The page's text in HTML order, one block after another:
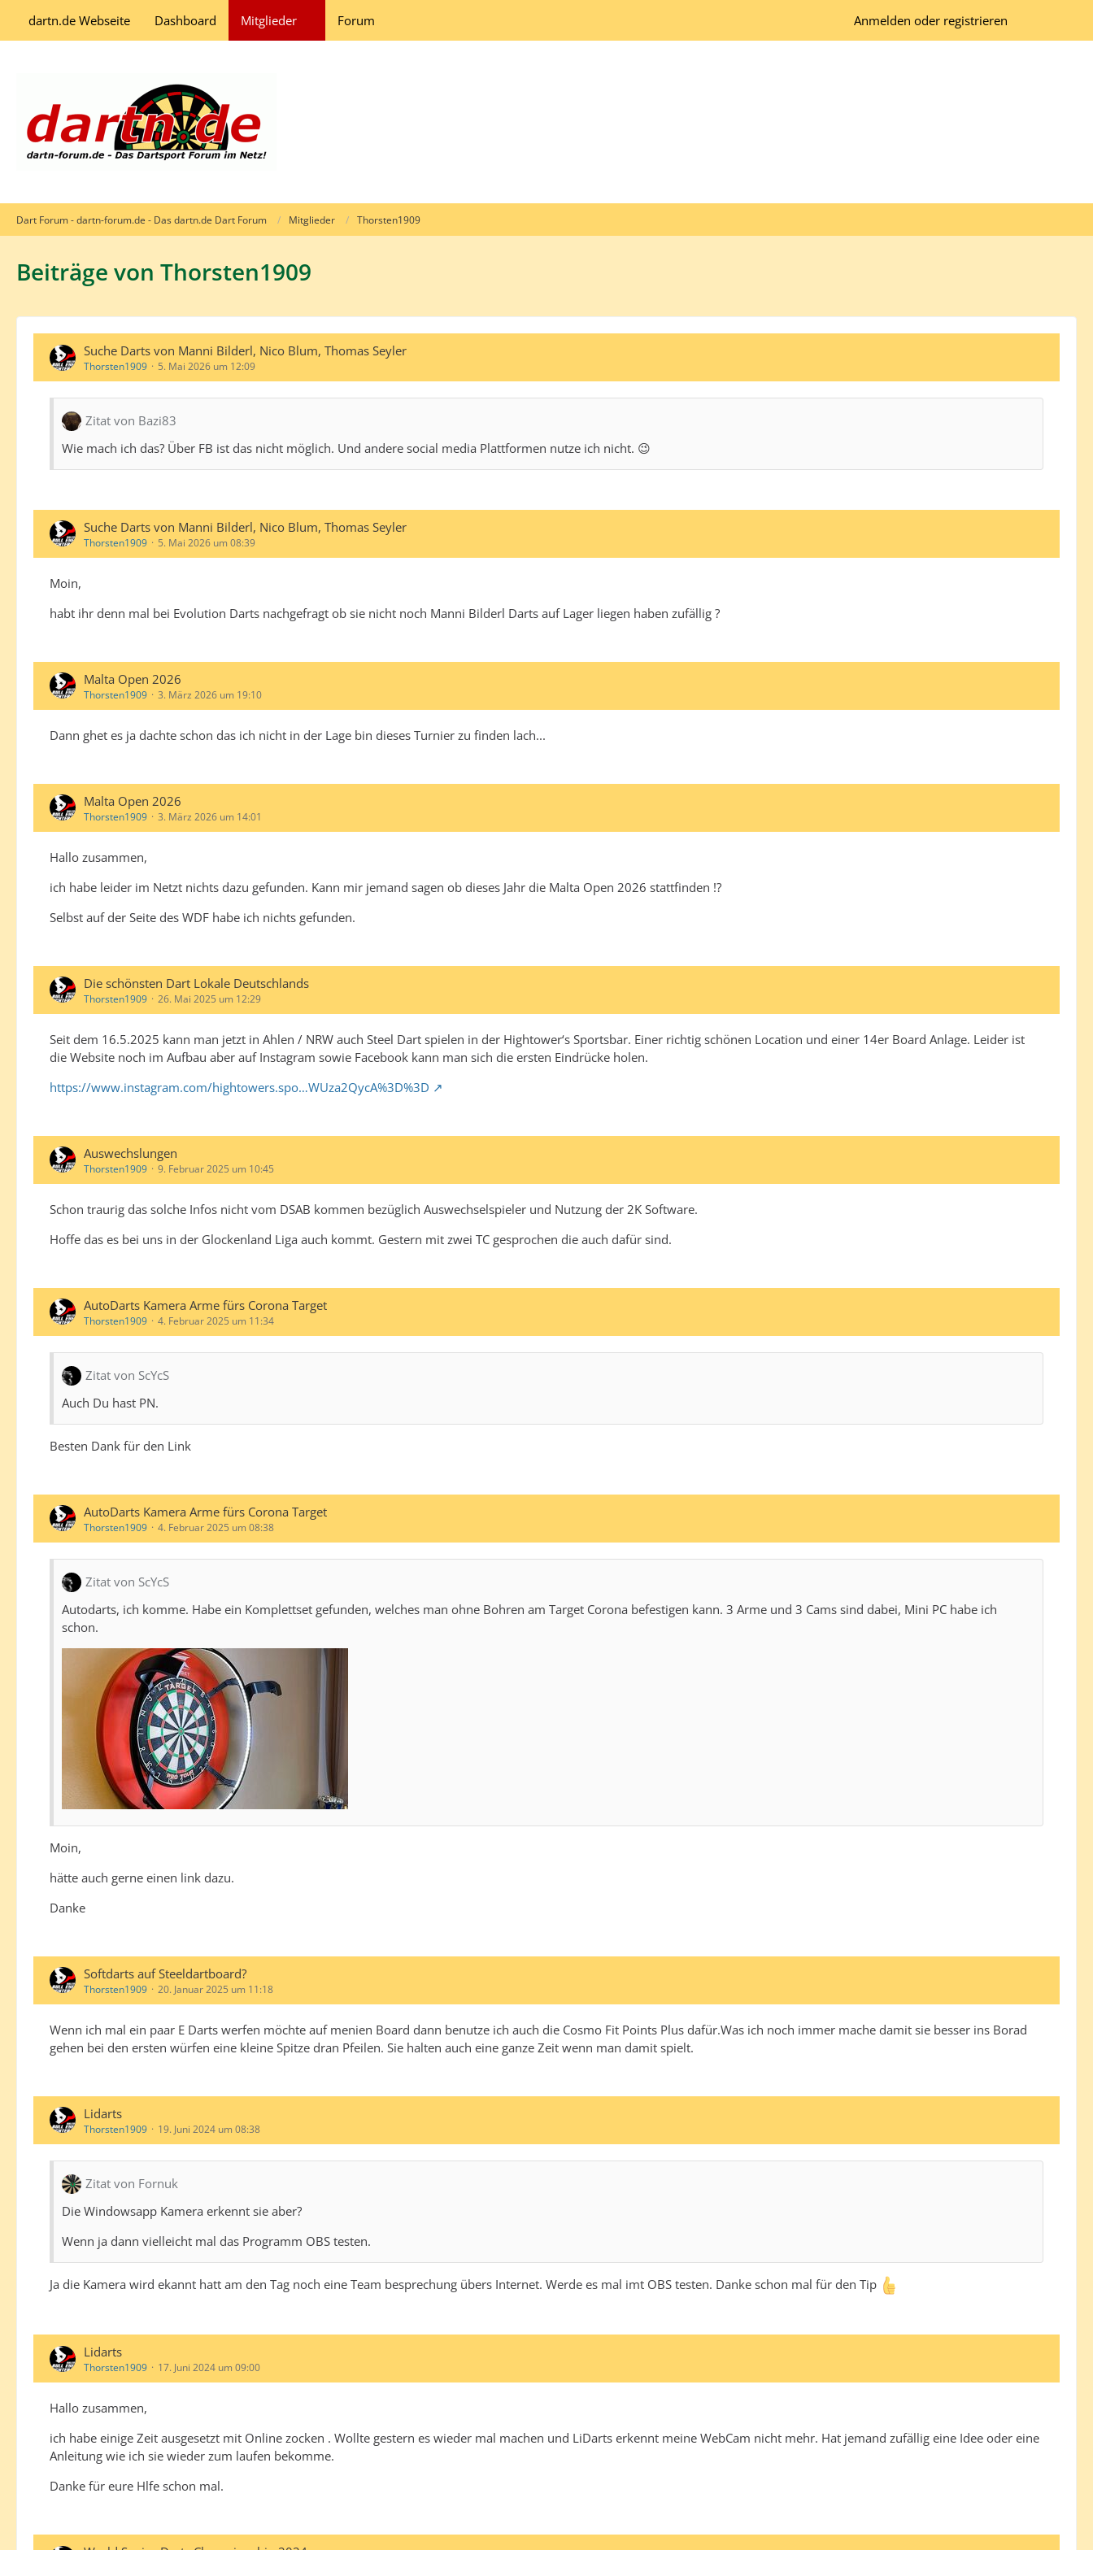
dartn.de Webseite Dashboard Mitglieder Forum Anmelden oder registrieren
Dart Forum - dartn-forum.de - Das dartn.de Dart Forum Mitglieder Thorsten1909
Beiträge von Thorsten1909
Suche Darts von Manni Bilderl, Nico Blum, Thomas Seyler
Thorsten1909 5. Mai 2026 um 12:09
Zitat von Bazi83
Wie mach ich das? Über FB ist das nicht möglich. Und andere social media Plattformen nutze ich nicht. 😉
Suche Darts von Manni Bilderl, Nico Blum, Thomas Seyler
Thorsten1909 5. Mai 2026 um 08:39
Moin,
habt ihr denn mal bei Evolution Darts nachgefragt ob sie nicht noch Manni Bilderl Darts auf Lager liegen haben zufällig ?
Malta Open 2026
Thorsten1909 3. März 2026 um 19:10
Dann ghet es ja dachte schon das ich nicht in der Lage bin dieses Turnier zu finden lach...
Malta Open 2026
Thorsten1909 3. März 2026 um 14:01
Hallo zusammen,
ich habe leider im Netzt nichts dazu gefunden. Kann mir jemand sagen ob dieses Jahr die Malta Open 2026 stattfinden !?
Selbst auf der Seite des WDF habe ich nichts gefunden.
Die schönsten Dart Lokale Deutschlands
Thorsten1909 26. Mai 2025 um 12:29
Seit dem 16.5.2025 kann man jetzt in Ahlen / NRW auch Steel Dart spielen in der Hightower‘s Sportsbar. Einer richtig schönen Location und einer 14er Board Anlage. Leider ist
die Website noch im Aufbau aber auf Instagram sowie Facebook kann man sich die ersten Eindrücke holen.
https://www.instagram.com/hightowers.spo…WUza2QycA%3D%3D
Auswechslungen
Thorsten1909 9. Februar 2025 um 10:45
Schon traurig das solche Infos nicht vom DSAB kommen bezüglich Auswechselspieler und Nutzung der 2K Software.
Hoffe das es bei uns in der Glockenland Liga auch kommt. Gestern mit zwei TC gesprochen die auch dafür sind.
AutoDarts Kamera Arme fürs Corona Target
Thorsten1909 4. Februar 2025 um 11:34
Zitat von ScYcS
Auch Du hast PN.
Besten Dank für den Link
AutoDarts Kamera Arme fürs Corona Target
Thorsten1909 4. Februar 2025 um 08:38
Zitat von ScYcS
Autodarts, ich komme. Habe ein Komplettset gefunden, welches man ohne Bohren am Target Corona befestigen kann. 3 Arme und 3 Cams sind dabei, Mini PC habe ich
schon.
Moin,
hätte auch gerne einen link dazu.
Danke
Softdarts auf Steeldartboard?
Thorsten1909 20. Januar 2025 um 11:18
Wenn ich mal ein paar E Darts werfen möchte auf menien Board dann benutze ich auch die Cosmo Fit Points Plus dafür.Was ich noch immer mache damit sie besser ins Borad
gehen bei den ersten würfen eine kleine Spitze dran Pfeilen. Sie halten auch eine ganze Zeit wenn man damit spielt.
Lidarts
Thorsten1909 19. Juni 2024 um 08:38
Zitat von Fornuk
Die Windowsapp Kamera erkennt sie aber?
Wenn ja dann vielleicht mal das Programm OBS testen.
Ja die Kamera wird ekannt hatt am den Tag noch eine Team besprechung übers Internet. Werde es mal imt OBS testen. Danke schon mal für den Tip
Lidarts
Thorsten1909 17. Juni 2024 um 09:00
Hallo zusammen,
ich habe einige Zeit ausgesetzt mit Online zocken . Wollte gestern es wieder mal machen und LiDarts erkennt meine WebCam nicht mehr. Hat jemand zufällig eine Idee oder eine
Anleitung wie ich sie wieder zum laufen bekomme.
Danke für eure Hlfe schon mal.